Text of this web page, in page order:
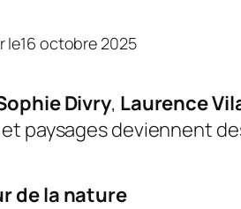
le16 octobre 2025
Divry, Laurence
paysages deviennent
de la nature